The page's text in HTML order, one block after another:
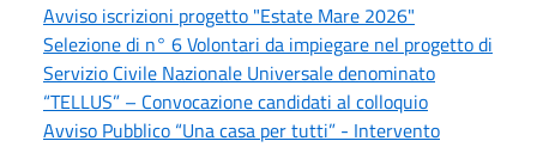
Avviso iscrizioni progetto "Estate Mare 2026"
Selezione di n° 6 Volontari da impiegare nel progetto di
Servizio Civile Nazionale Universale denominato
“TELLUS” – Convocazione candidati al colloquio
Avviso Pubblico “Una casa per tutti” - Intervento